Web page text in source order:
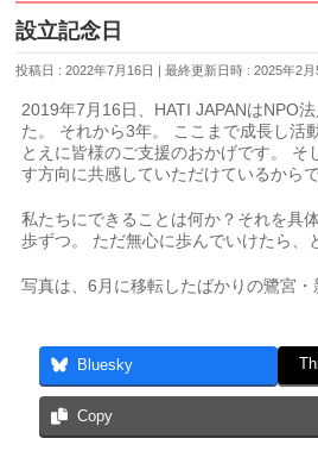
設立記念日
投稿日 : 2022年7月16日 最終更新日時 : 2025年2月
2019年7月16日、HATI JAPANはNPO
た。 それから3年。 ここまで成長し活
とえに皆様のご支援のおかげです。 そ
す方向に共感していただけているからで
私たちにできることは何か？それを具
歩ずつ。 ただ無心に歩んでいけたら、
写真は、6月に移転したばかりの鷺宮・
Bluesky
Copy